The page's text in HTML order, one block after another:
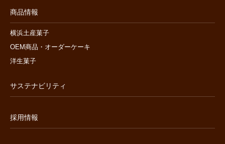
商品情報
横浜土産菓子
OEM商品・オーダーケーキ
洋生菓子
サステナビリティ
採用情報